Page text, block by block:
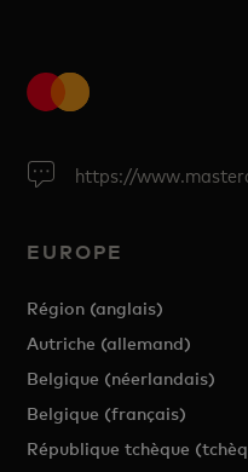
https://
EUROPE
Région (anglais)
Autriche (allemand)
Belgique (néerlandais)
Belgique (français)
République tchèque